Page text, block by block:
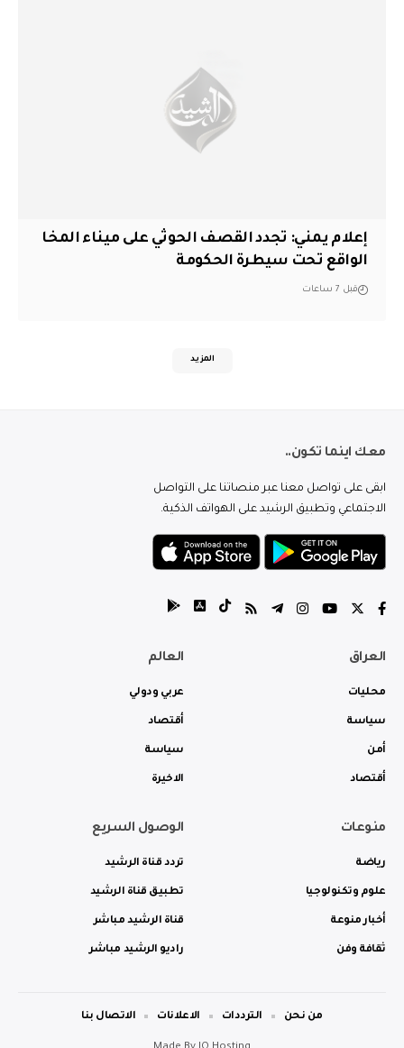
إعلام يمني: تجدد القصف الحوثي على ميناء المخا
الواقع تحت سيطرة الحكومة
قبل 7 ساعات
المزيد
معك اينما تكون..
ابقى على تواصل معنا عبر منصاتنا على التواصل
الاجتماعي وتطبيق الرشيد على الهواتف الذكية.
العراق
محليات
سياسة
أمن
أقتصاد
العالم
عربي ودولي
أقتصاد
سياسة
الاخيرة
منوعات
رياضة
علوم وتكنولوجيا
أخبار منوعة
ثقافة وفن
الوصول السريع
تردد قناة الرشيد
تطبيق قناة الرشيد
قناة الرشيد مباشر
راديو الرشيد مباشر
من نحن الترددات الاعلانات الاتصال بنا